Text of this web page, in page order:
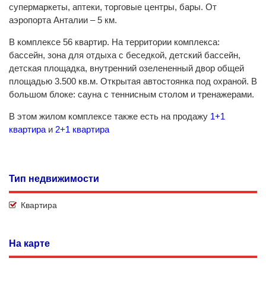
супермаркеты, аптеки, торговые центры, бары. От
аэропорта Анталии – 5 км.
В комплексе 56 квартир. На территории комплекса:
бассейн, зона для отдыха с беседкой, детский бассейн,
детская площадка, внутренний озелененный двор общей
площадью 3.500 кв.м. Открытая автостоянка под охраной. В
большом блоке: сауна с теннисным столом и тренажерами.
В этом жилом комплексе также есть на продажу 1+1
квартира и 2+1 квартира
Тип недвижимости
Квартира
На карте